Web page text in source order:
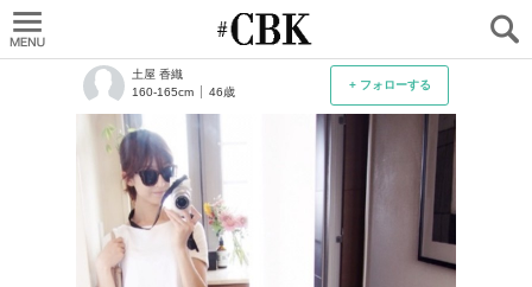
+ フォローする
土屋 香織
160-165cm
46歳